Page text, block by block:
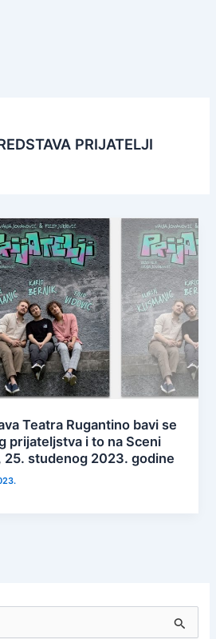
PRIJATELJI
Teatra Rugantino bavi se
prijateljstva i to na Sceni
25. studenog 2023. godine